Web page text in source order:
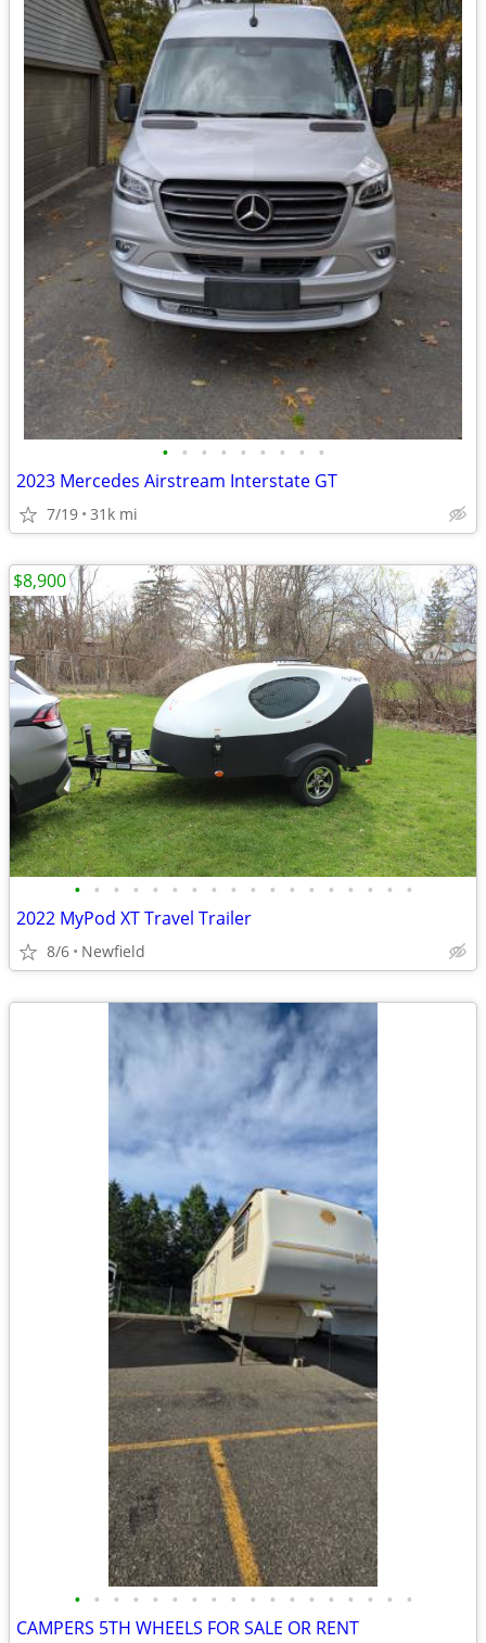
• • • • • • • • •
2023 Mercedes Airstream Interstate GT
7/19 31k mi
• • • • • • • • • • • • • • • • • •
2022 MyPod XT Travel Trailer
8/6 Newfield
$8,900
• • • • • • • • • • • • • • • • • •
CAMPERS 5TH WHEELS FOR SALE OR RENT